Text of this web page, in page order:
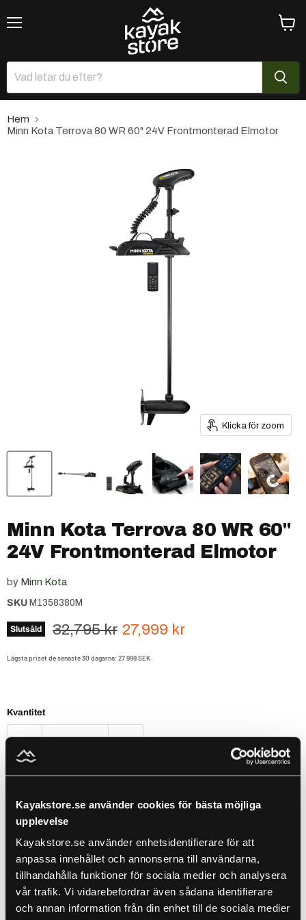
Kayakstore.se använder cookies för bästa möjliga
upplevelse
Kayakstore.se använder enhetsidentifierare för att
anpassa innehållet och annonserna till användarna,
tillhandahålla funktioner för sociala medier och analysera
vår trafik. Vi vidarebefordrar även sådana identifierare
och annan information från din enhet till de sociala medier
Hem
Minn Kota Terrova 80 WR 60" 24V Frontmonterad Elmotor
Klicka för zoom
Minn Kota Terrova 80 WR 60"
24V Frontmonterad Elmotor
by Minn Kota
SKU M1358380M
Slutsåld Ursprungspris
32,795 kr Nuvarande pris
27,999 kr
Lägsta priset de senaste 30 dagarna:27 999 SEK
Kvantitet
Slutsåld
en mängd funktioner som kommer att förbättra ditt
fiskeäventyr.
Terrova WR är utrustad med Minn Kotas senaste GPS-styrning
som hjälper dig att hålla din position exakt där du vill vara. Med